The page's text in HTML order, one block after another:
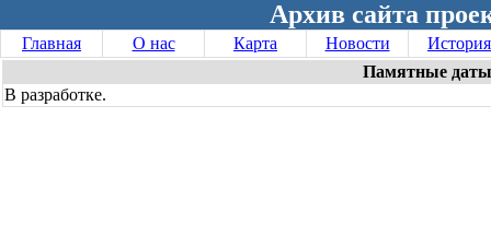
Архив сайта
Главная О нас Карта Новости
История
Памятные
В разработке.